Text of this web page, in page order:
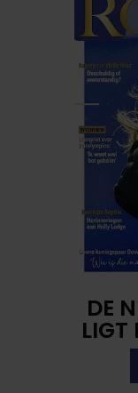
DE
LIGT